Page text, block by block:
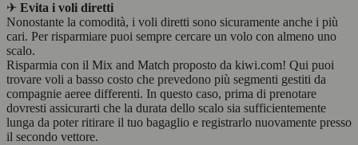
✈ Evita i voli diretti
Nonostante la comodità, i voli diretti sono sicuramente anche i più
cari. Per risparmiare puoi sempre cercare un volo con almeno uno
scalo.
Risparmia con il Mix and Match proposto da kiwi.com! Qui puoi
trovare voli a basso costo che prevedono più segmenti gestiti da
compagnie aeree differenti. In questo caso, prima di prenotare
dovresti assicurarti che la durata dello scalo sia sufficientemente
lunga da poter ritirare il tuo bagaglio e registrarlo nuovamente presso
il secondo vettore.